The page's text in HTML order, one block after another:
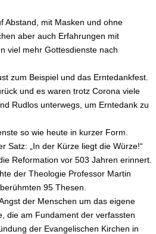
Abstand, mit Masken und ohne
aber auch Erfahrungen mit
viel mehr Gottesdienste nach
zum Beispiel und das Erntedankfest.
und es waren trotz Corona viele
Rudlos unterwegs, um Erntedank zu
so wie heute in kurzer Form.
Satz: „In der Kürze liegt die Würze!“
Reformation vor 503 Jahren erinnert.
der Theologie Professor Martin
95 Thesen.
der Menschen um das eigene
die am Fundament der verfassten
der Evangelischen Kirchen in